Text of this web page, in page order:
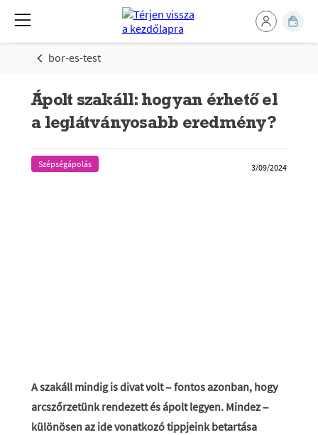
bor-es-test
Ápolt szakáll: hogyan érhető el
a leglátványosabb eredmény?
Szépségápolás 3/09/2024
A szakáll mindig is divat volt – fontos azonban, hogy
arcszőrzetünk rendezett és ápolt legyen. Mindez –
különösen az ide vonatkozó tippjeink betartása